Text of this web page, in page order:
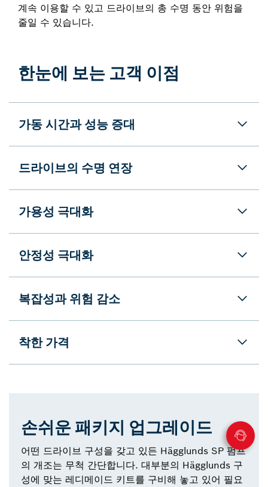
계속 이용할 수 있고 드라이브의 총 수명 동안 위험을
줄일 수 있습니다.
한눈에 보는 고객 이점
가동 시간과 성능 증대
드라이브의 수명 연장
가용성 극대화
안정성 극대화
복잡성과 위험 감소
착한 가격
손쉬운 패키지 업그레이드
어떤 드라이브 구성을 갖고 있든 Hägglunds SP 펌프
의 개조는 무척 간단합니다. 대부분의 Hägglunds 구
성에 맞는 레디메이드 키트를 구비해 놓고 있어 필요